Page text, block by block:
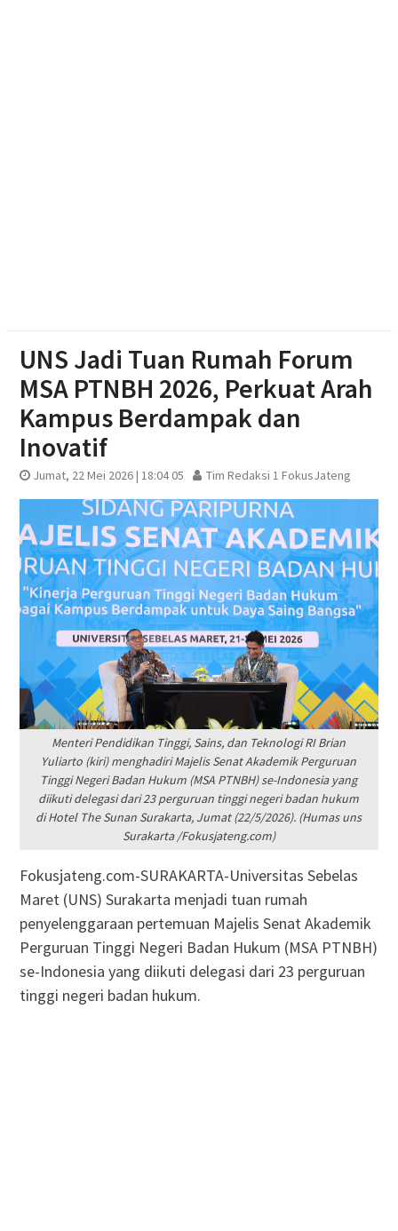
UNS Jadi Tuan Rumah Forum
MSA PTNBH 2026, Perkuat Arah
Kampus Berdampak dan
Inovatif
Jumat, 22 Mei 2026 | 18:04 05 Tim Redaksi 1 FokusJateng
Menteri Pendidikan Tinggi, Sains, dan Teknologi RI Brian
Yuliarto (kiri) menghadiri Majelis Senat Akademik Perguruan
Tinggi Negeri Badan Hukum (MSA PTNBH) se-Indonesia yang
diikuti delegasi dari 23 perguruan tinggi negeri badan hukum
di Hotel The Sunan Surakarta, Jumat (22/5/2026). (Humas uns
Surakarta /Fokusjateng.com)
Fokusjateng.com-SURAKARTA-Universitas Sebelas
Maret (UNS) Surakarta menjadi tuan rumah
penyelenggaraan pertemuan Majelis Senat Akademik
Perguruan Tinggi Negeri Badan Hukum (MSA PTNBH)
se-Indonesia yang diikuti delegasi dari 23 perguruan
tinggi negeri badan hukum.